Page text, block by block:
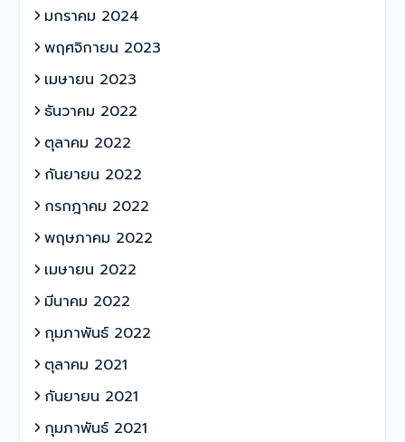
มกราคม 2024
พฤศจิกายน 2023
เมษายน 2023
ธันวาคม 2022
ตุลาคม 2022
กันยายน 2022
กรกฎาคม 2022
พฤษภาคม 2022
เมษายน 2022
มีนาคม 2022
กุมภาพันธ์ 2022
ตุลาคม 2021
กันยายน 2021
กุมภาพันธ์ 2021